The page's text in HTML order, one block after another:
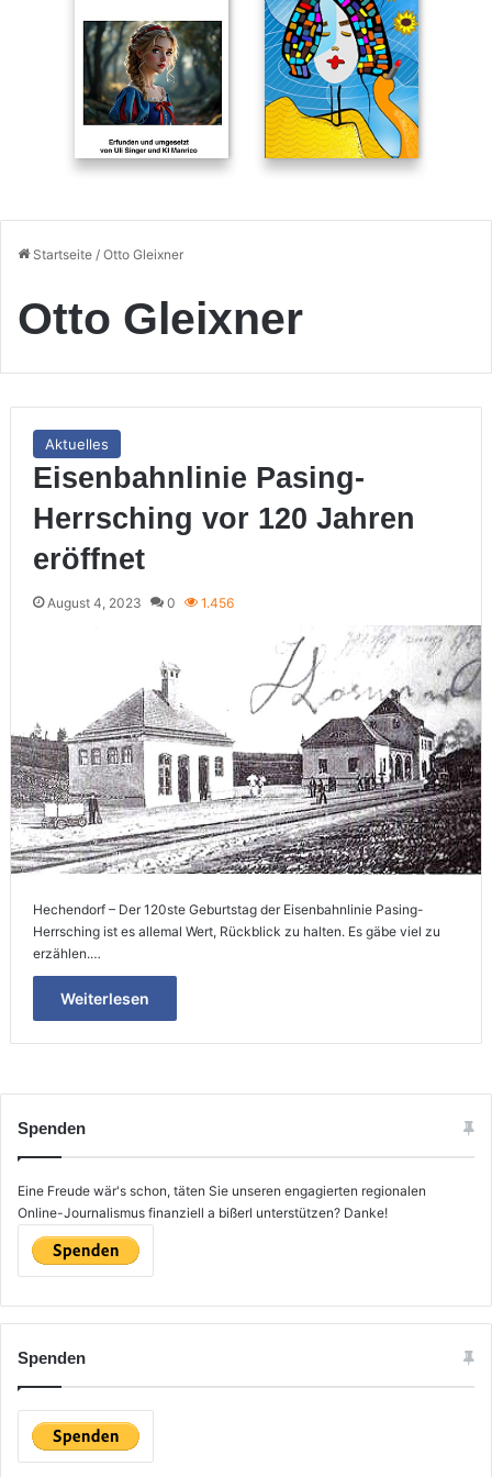
Startseite / Otto Gleixner
Otto Gleixner
Aktuelles
Eisenbahnlinie Pasing-
Herrsching vor 120 Jahren
eröffnet
August 4, 2023 0 1.456
Hechendorf – Der 120ste Geburtstag der Eisenbahnlinie Pasing-
Herrsching ist es allemal Wert, Rückblick zu halten. Es gäbe viel zu
erzählen.…
Weiterlesen
Spenden
Eine Freude wär's schon, täten Sie unseren engagierten regionalen
Online-Journalismus finanziell a bißerl unterstützen? Danke!
Spenden